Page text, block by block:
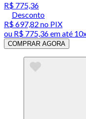
R$ 775,36
Desconto
R$ 697,82 no PIX
ou R$ 775,36em até
COMPRAR AGORA